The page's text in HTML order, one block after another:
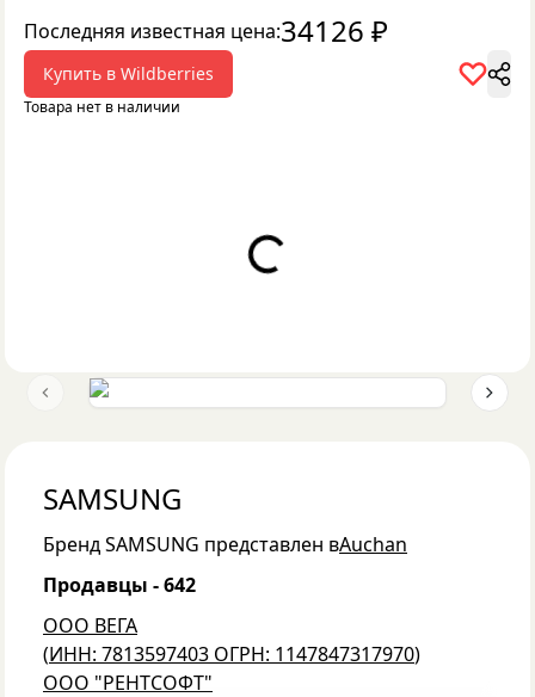
Последняя известная цена:34126 ₽
Купить в Wildberries
Товара нет в наличии
Loading...
Previous slide Next
SAMSUNG
БрендSAMSUNG представлен вAuchan
Продавцы -642
ООО ВЕГА
(ИНН: 7813597403 ОГРН: 1147847317970)
ООО "РЕНТСОФТ"